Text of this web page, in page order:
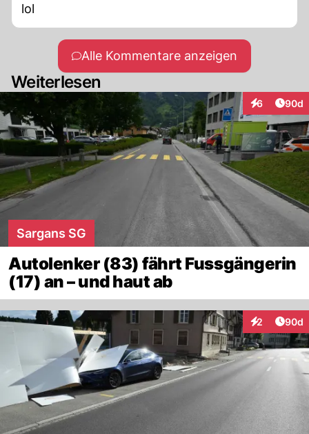
lol
Alle Kommentare anzeigen
Weiterlesen
6
Interaktionen
90d
Sargans SG
Autolenker (83) fährt Fussgängerin
(17) an – und haut ab
2
Interaktionen
90d